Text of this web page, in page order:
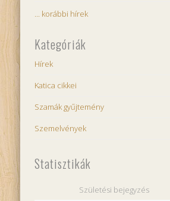
... korábbi hírek
Kategóriák
Hírek
Katica cikkei
Szamák gyűjtemény
Szemelvények
Statisztikák
Születési bejegyzés